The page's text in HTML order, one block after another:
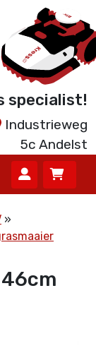
specialist!
Industrieweg
5c Andelst